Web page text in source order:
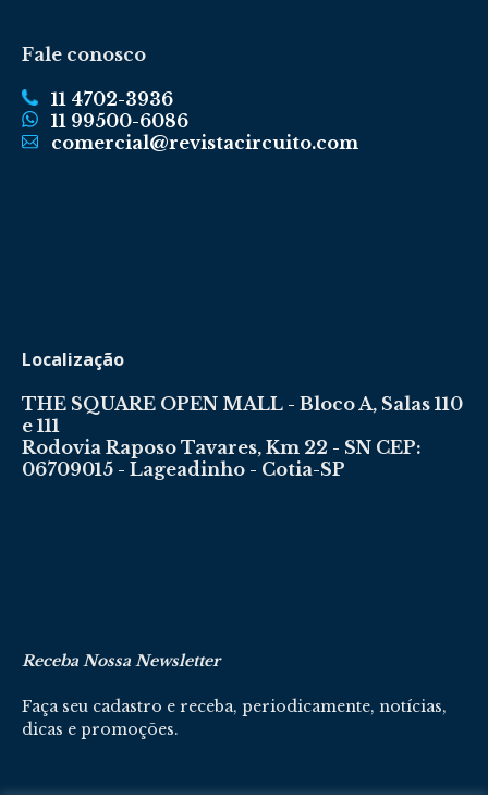
Fale conosco
11 4702-3936
11 99500-6086
comercial@revistacircuito.com
Localização
THE SQUARE OPEN MALL - Bloco A, Salas 110
e 111
Rodovia Raposo Tavares, Km 22 - SN CEP:
06709015 - Lageadinho - Cotia-SP
Receba Nossa Newsletter
Faça seu cadastro e receba, periodicamente, notícias,
dicas e promoções.